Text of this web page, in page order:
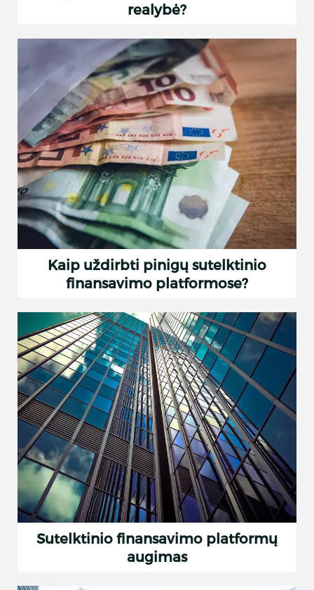
realybė?
Kaip uždirbti pinigų sutelktinio
finansavimo platformose?
Sutelktinio finansavimo platformų
augimas